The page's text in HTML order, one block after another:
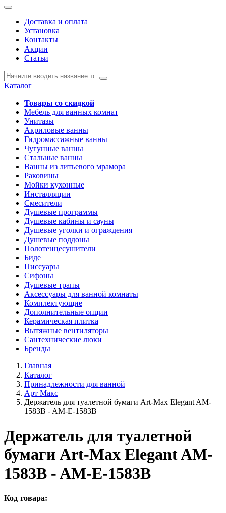
Доставка и оплата
Установка
Контакты
Акции
Статьи
Каталог
Товары со скидкой
Мебель для ванных комнат
Унитазы
Акриловые ванны
Гидромассажные ванны
Чугунные ванны
Стальные ванны
Ванны из литьевого мрамора
Раковины
Мойки кухонные
Инсталляции
Смесители
Душевые программы
Душевые кабины и сауны
Душевые уголки и ограждения
Душевые поддоны
Полотенцесушители
Биде
Писсуары
Сифоны
Душевые трапы
Аксессуары для ванной комнаты
Комплектующие
Дополнительные опции
Керамическая плитка
Вытяжные вентиляторы
Сантехнические люки
Бренды
Главная
Каталог
Принадлежности для ванной
Арт Макс
Держатель для туалетной бумаги Art-Max Elegant AM-
1583B - AM-E-1583B
Держатель для туалетной
бумаги Art-Max Elegant AM-
1583B - AM-E-1583B
Код товара: